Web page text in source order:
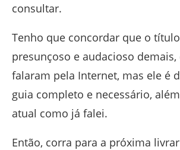
consultar.
Tenho que concordar que o
presunçoso e audacioso
falaram pela Internet, mas ele é
guia completo e necessário,
atual como já falei.
Então, corra para a próxima